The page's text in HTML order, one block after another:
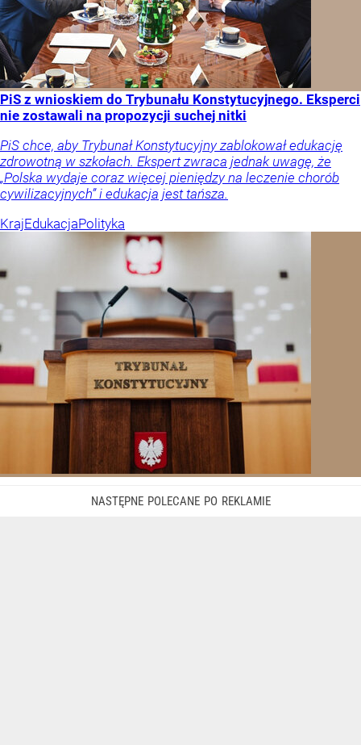
PiS z wnioskiem do Trybunału Konstytucyjnego. Eksperci
nie zostawali na propozycji suchej nitki
PiS chce, aby Trybunał Konstytucyjny zablokował edukację
zdrowotną w szkołach. Ekspert zwraca jednak uwagę, że
„Polska wydaje coraz więcej pieniędzy na leczenie chorób
cywilizacyjnych” i edukacja jest tańsza.
KrajEdukacjaPolityka